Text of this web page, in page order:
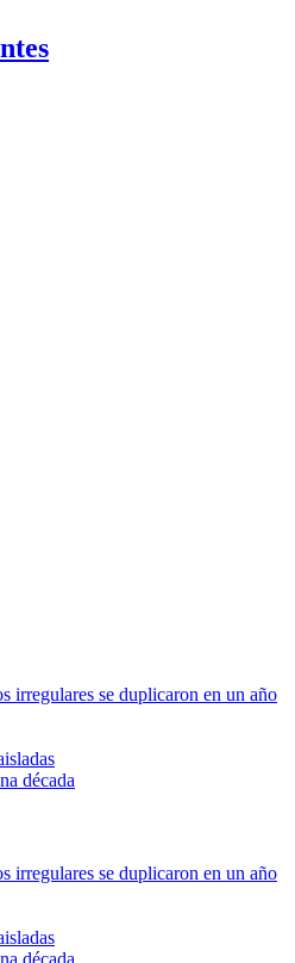
irregulares se duplicaron en un año
década
irregulares se duplicaron en un año
década